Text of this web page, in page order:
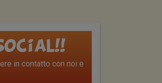
in contatto con noi e